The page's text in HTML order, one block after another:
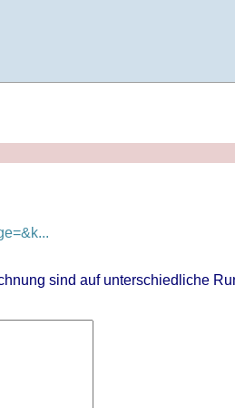
sind auf unterschiedliche